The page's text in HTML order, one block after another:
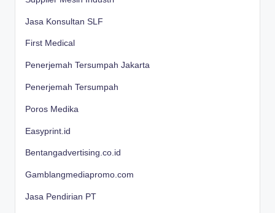
Jasa Konsultan SLF
First Medical
Penerjemah Tersumpah Jakarta
Penerjemah Tersumpah
Poros Medika
Easyprint.id
Bentangadvertising.co.id
Gamblangmediapromo.com
Jasa Pendirian PT